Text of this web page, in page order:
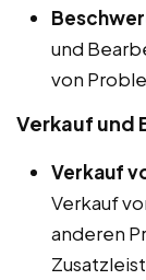
und
von
Verkauf und
Verkauf
Verkauf
anderen